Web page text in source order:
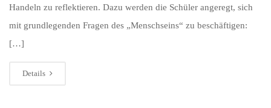
Handeln zu reflektieren. Dazu werden die Schüler angeregt, sich
mit grundlegenden Fragen des „Menschseins“ zu beschäftigen:
[…]
Details